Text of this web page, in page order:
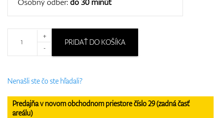
+
-
PRIDAŤ DO KOŠÍKA
Nenašli ste čo ste hľadali?
Predajňa v novom obchodnom priestore číslo 29 (zadná časť
areálu)